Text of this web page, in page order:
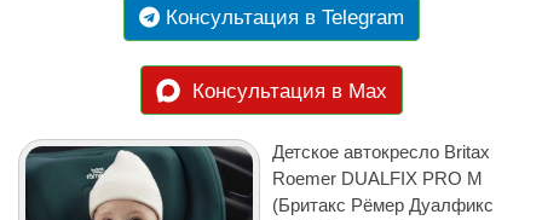
Консультация в Telegram
Консультация в Max
Детское автокресло Britax
Roemer DUALFIX PRO M
(Бритакс Рёмер Дуалфикс